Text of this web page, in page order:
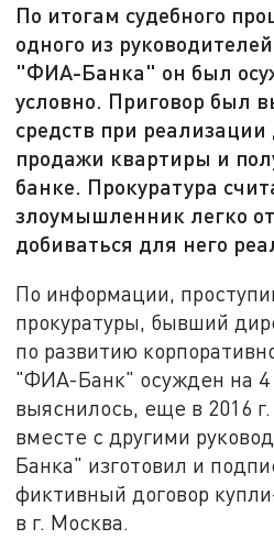
По итогам судебного
одного из
"ФИА-Банка" он был
условно. Приговор был
средств при реализации
продажи квартиры и
банке. Прокуратура
злоумышленник легко
добиваться для него
По информации,
прокуратуры, бывший
по развитию
"ФИА-Банк" осужден на 4
выяснилось, еще в 2016
вместе с другими
Банка" изготовил и
фиктивный договор
в г. Москва.